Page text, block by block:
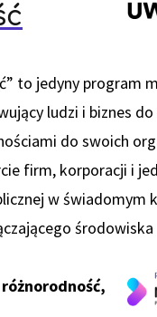
to jedyny program
ludzi i biznes do
do swoich
firm, korporacji i
w świadomym
środowiska
różnorodność,